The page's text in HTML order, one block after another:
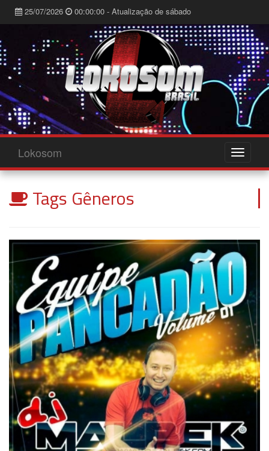
25/07/2026 00:00:00 - Atualização de sábado
Lokosom
Tags Gêneros